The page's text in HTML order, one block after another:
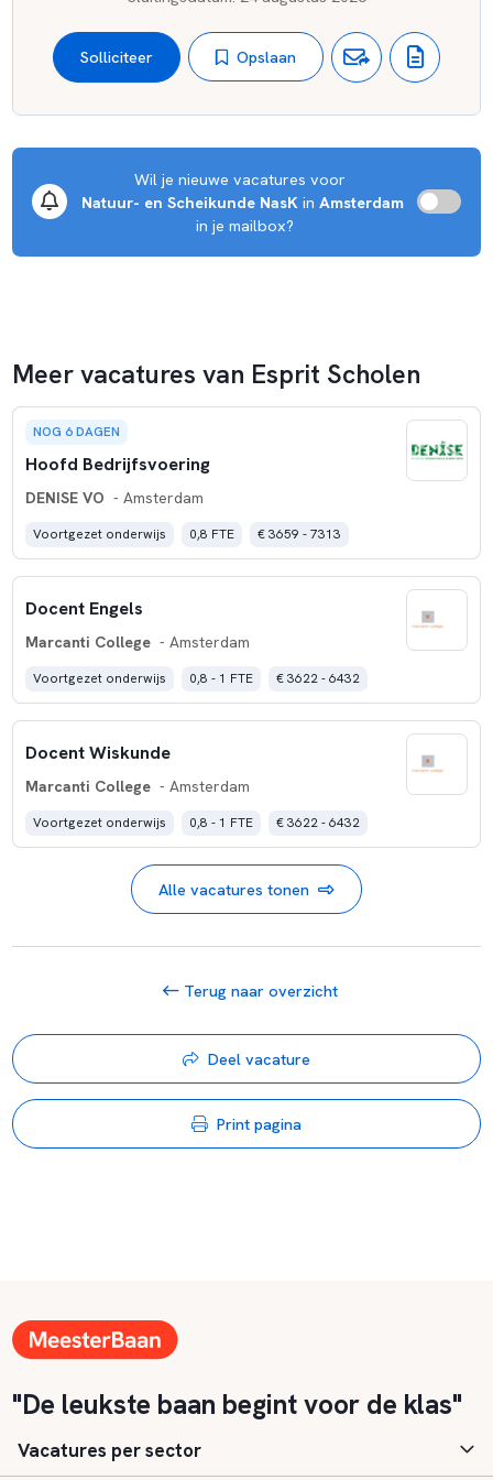
Solliciteer Opslaan
Wil je nieuwe vacatures voor
Natuur- en Scheikunde NasK in Amsterdam
in je mailbox?
Meer vacatures van Esprit Scholen
NOG 6 DAGEN
Hoofd Bedrijfsvoering
DENISE VO - Amsterdam
Voortgezet onderwijs 0,8 FTE € 3659 - 7313
Docent Engels
Marcanti College - Amsterdam
Voortgezet onderwijs 0,8 - 1 FTE € 3622 - 6432
Docent Wiskunde
Marcanti College - Amsterdam
Voortgezet onderwijs 0,8 - 1 FTE € 3622 - 6432
Alle vacatures tonen
Terug naar overzicht
Deel vacature
Print pagina
"De leukste baan begint voor de klas"
Vacatures per sector